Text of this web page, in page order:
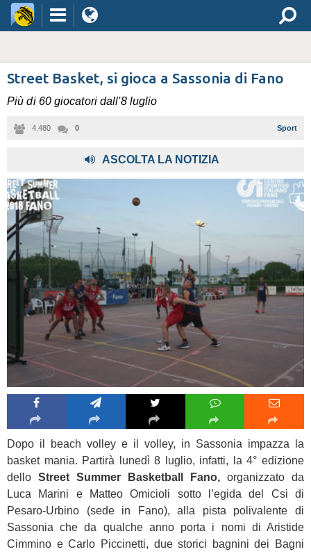
Street Basket, si gioca a Sassonia di Fano
Più di 60 giocatori dall'8 luglio
4.480 0 Sport
ASCOLTA LA NOTIZIA
Dopo il beach volley e il volley, in Sassonia impazza la
basket mania. Partirà lunedì 8 luglio, infatti, la 4° edizione
dello Street Summer Basketball Fano, organizzato da
Luca Marini e Matteo Omicioli sotto l’egida del Csi di
Pesaro-Urbino (sede in Fano), alla pista polivalente di
Sassonia che da qualche anno porta i nomi di Aristide
Cimmino e Carlo Piccinetti, due storici bagnini dei Bagni